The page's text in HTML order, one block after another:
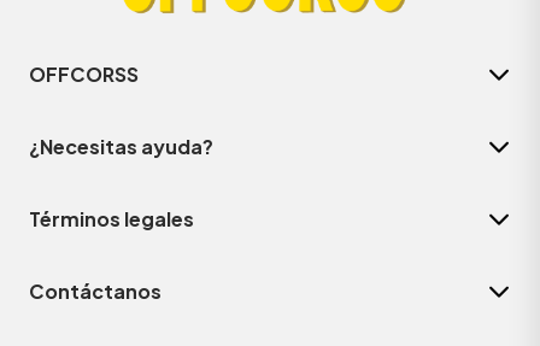
OFFCORSS
¿Necesitas ayuda?
Términos legales
Contáctanos